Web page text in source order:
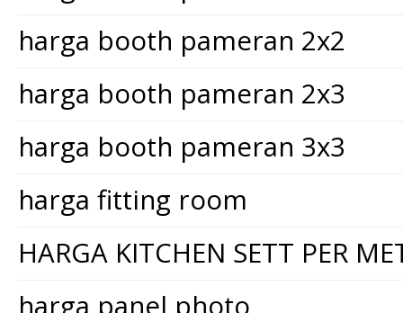
harga booth pameran 2x2
harga booth pameran 2x3
harga booth pameran 3x3
harga fitting room
HARGA KITCHEN SETT PER